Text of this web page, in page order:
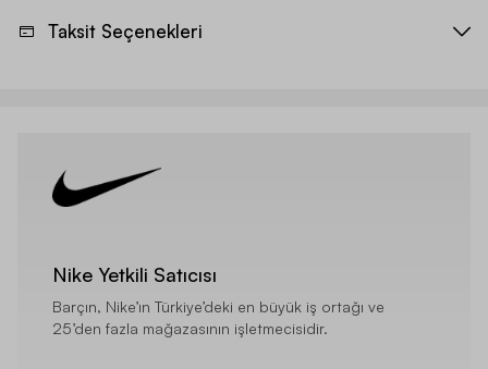
Taksit Seçenekleri
Nike Yetkili Satıcısı
Barçın, Nike’ın Türkiye’deki en büyük iş ortağı ve
25’den fazla mağazasının işletmecisidir.